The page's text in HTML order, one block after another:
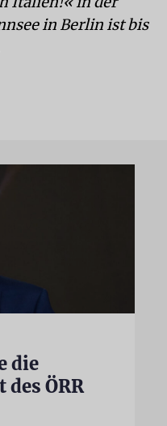
in Berlin ist bis
die
ÖRR